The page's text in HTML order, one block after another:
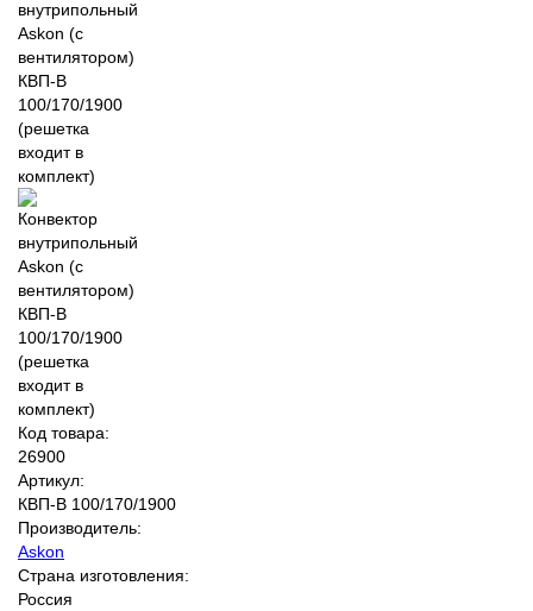
Код товара:
26900
Артикул:
КВП-В 100/170/1900
Производитель:
Askon
Страна изготовления:
Россия